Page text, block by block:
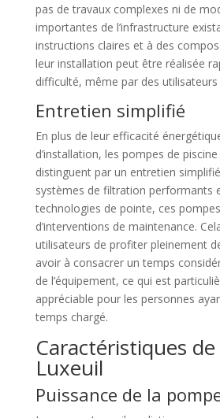
pas de travaux complexes ni de
importantes de l’infrastructure
instructions claires et à des
leur installation peut être réalisée
difficulté, même par des utilisateurs
Entretien simplifié
En plus de leur efficacité
d’installation, les pompes de
distinguent par un entretien
systèmes de filtration performants
technologies de pointe, ces
d’interventions de maintenance.
utilisateurs de profiter pleinement
avoir à consacrer un temps
de l’équipement, ce qui est
appréciable pour les personnes
temps chargé.
Caractéristiques
Luxeuil
Puissance de la